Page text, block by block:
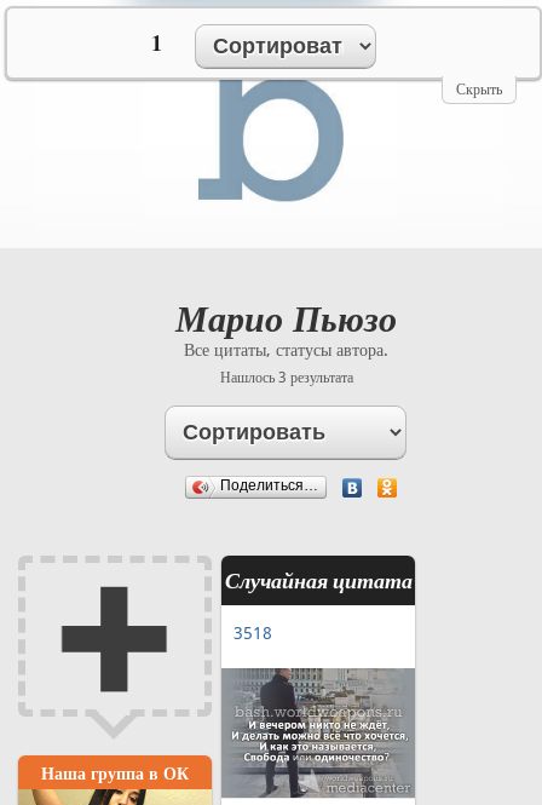
Марио Пьюзо
Все цитаты, статусы автора.
Нашлось 3 результата
Поделиться…
Случайная цитата
3518
Наша группа в ОК
Скрыть
1